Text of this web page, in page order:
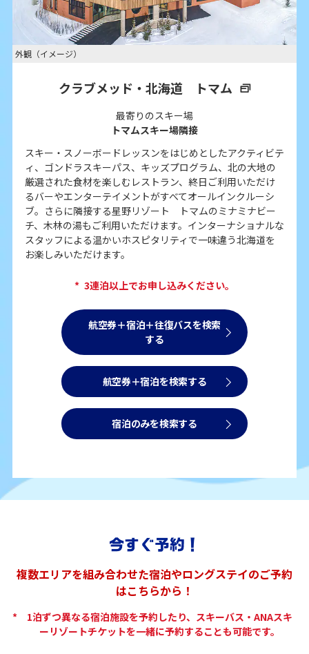
外観（イメージ）
クラブメッド・北海道 トマム
最寄りのスキー場
トマムスキー場隣接
スキー・スノーボードレッスンをはじめとしたアクティビテ
ィ、ゴンドラスキーパス、キッズプログラム、北の大地の
厳選された食材を楽しむレストラン、終日ご利用いただけ
るバーやエンターテイメントがすべてオールインクルーシ
ブ。さらに隣接する星野リゾート トマムのミナミナビー
チ、木林の湯もご利用いただけます。インターナショナルな
スタッフによる温かいホスピタリティで一味違う北海道を
お楽しみいただけます。
* 3連泊以上でお申し込みください。
航空券＋宿泊＋往復バスを検索
する
航空券＋宿泊を検索する
宿泊のみを検索する
複数エリアを組み合わせた宿泊やロングステイのご予約
はこちらから！
*
1泊ずつ異なる宿泊施設を予約したり、スキーバス・ANAスキ
ーリゾートチケットを一緒に予約することも可能です。